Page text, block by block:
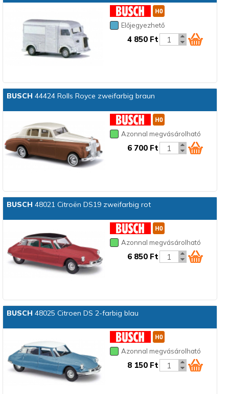
Előjegyezhető
4 850 Ft
BUSCH 44424 Rolls Royce zweifarbig braun
Azonnal megvásárolható
6 700 Ft
BUSCH 48021 Citroën DS19 zweifarbig rot
Azonnal megvásárolható
6 850 Ft
BUSCH 48025 Citroen DS 2-farbig blau
Azonnal megvásárolható
8 150 Ft